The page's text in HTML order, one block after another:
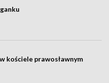
kościele prawosławnym